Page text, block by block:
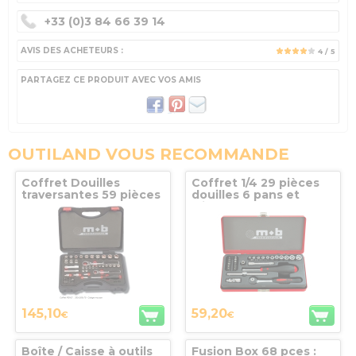
+33 (0)3 84 66 39 14
AVIS DES ACHETEURS : 4 / 5
PARTAGEZ CE PRODUIT AVEC VOS AMIS
OUTILAND VOUS RECOMMANDE
Coffret Douilles
traversantes 59 pièces
MOB OUTILLAGE
145,10€
Coffret 1/4 29 pièces
douilles 6 pans et
cliquet rond MOB
59,20€
Boîte / Caisse à outils Fusion Box 68 pces :